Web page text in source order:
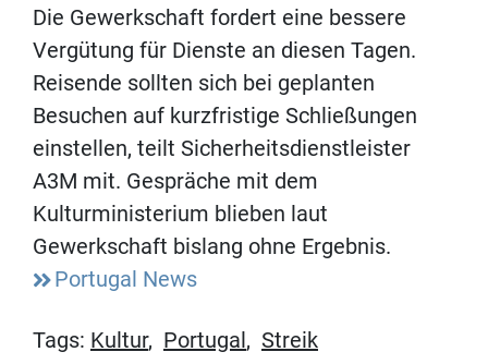
Die Gewerkschaft fordert eine bessere
Vergütung für Dienste an diesen Tagen.
Reisende sollten sich bei geplanten
Besuchen auf kurzfristige Schließungen
einstellen, teilt Sicherheitsdienstleister
A3M mit. Gespräche mit dem
Kulturministerium blieben laut
Gewerkschaft bislang ohne Ergebnis.
Portugal News
Tags: Kultur, Portugal , Streik